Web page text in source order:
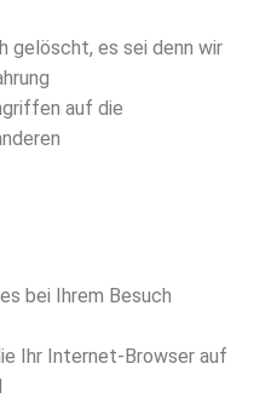
gelöscht, es sei denn wir
auf die
bei Ihrem Besuch
Ihr Internet-Browser auf